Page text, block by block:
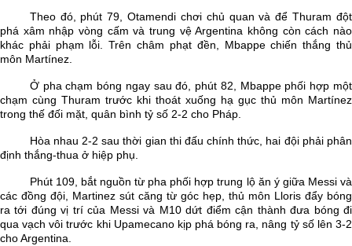
Theo đó, phút 79, Otamendi chơi chủ quan và để Thuram đột
phá xâm nhập vòng cấm và trung vệ Argentina không còn cách nào
khác phải phạm lỗi. Trên châm phạt đền, Mbappe chiến thắng thủ
môn Martínez.
Ở pha chạm bóng ngay sau đó, phút 82, Mbappe phối hợp một
chạm cùng Thuram trước khi thoát xuống hạ gục thủ môn Martínez
trong thế đối mặt, quân bình tỷ số 2-2 cho Pháp.
Hòa nhau 2-2 sau thời gian thi đấu chính thức, hai đội phải phân
định thắng-thua ở hiệp phụ.
Phút 109, bắt nguồn từ pha phối hợp trung lộ ăn ý giữa Messi và
các đồng đội, Martinez sút căng từ góc hẹp, thủ môn Lloris đẩy bóng
ra tới đúng vị trí của Messi và M10 dứt điểm cận thành đưa bóng đi
qua vạch vôi trước khi Upamecano kịp phá bóng ra, nâng tỷ số lên 3-2
cho Argentina.